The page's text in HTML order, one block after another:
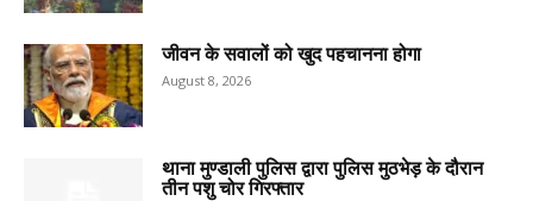
जीवन के सवालों को खुद पहचानना होगा
August 8, 2026
थाना मुण्डाली पुलिस द्वारा पुलिस मुठभेड़ के दौरान
तीन पशु चोर गिरफ्तार